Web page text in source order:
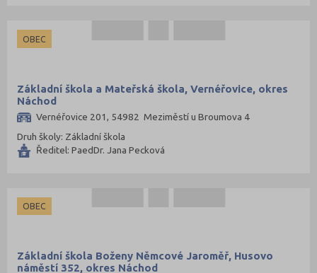
OBEC
Základní škola a Mateřská škola, Vernéřovice, okres
Náchod
Vernéřovice 201, 54982 Meziměstí u Broumova 4
Druh školy: Základní škola
Ředitel: PaedDr. Jana Pecková
OBEC
Základní škola Boženy Němcové Jaroměř, Husovo
náměstí 352, okres Náchod